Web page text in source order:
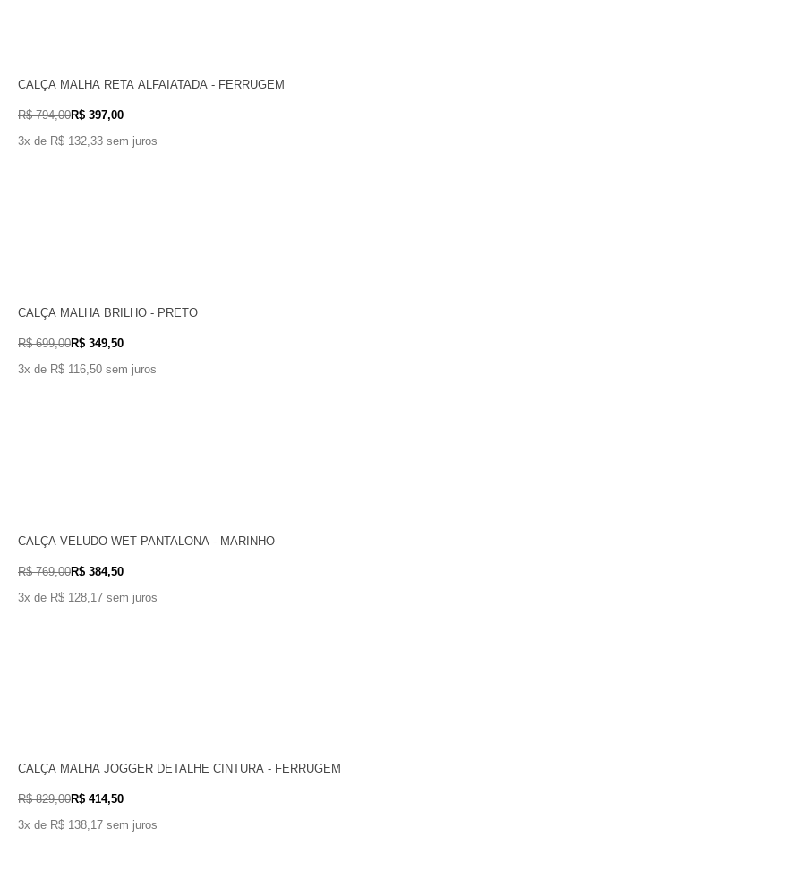
CALÇA MALHA RETA ALFAIATADA - FERRUGEM
R$ 794,00R$ 397,00
3x de R$ 132,33 sem juros
CALÇA MALHA BRILHO - PRETO
R$ 699,00R$ 349,50
3x de R$ 116,50 sem juros
CALÇA VELUDO WET PANTALONA - MARINHO
R$ 769,00R$ 384,50
3x de R$ 128,17 sem juros
CALÇA MALHA JOGGER DETALHE CINTURA - FERRUGEM
R$ 829,00R$ 414,50
3x de R$ 138,17 sem juros